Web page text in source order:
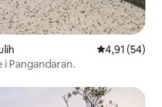
4,91 av 5 i
4,91 (54)
Pangandaran.